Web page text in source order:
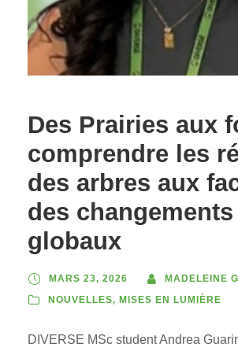
Des Prairies aux
comprendre les
des arbres aux
des changements
globaux
MARS 23, 2026
MADELEINE
NOUVELLES, MISES EN LUMIÈRE
DIVERSE MSc student Andrea